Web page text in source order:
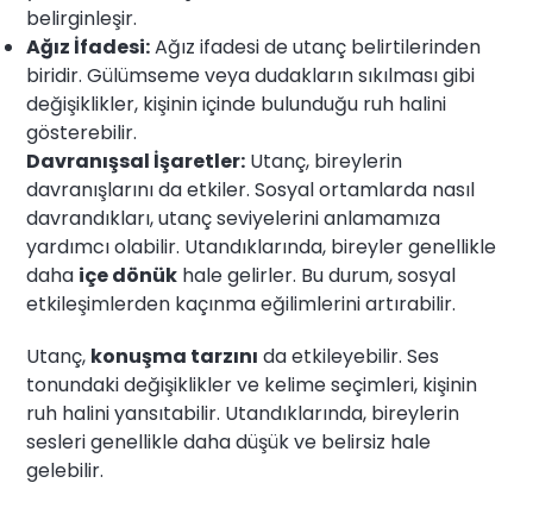
belirginleşir.
Ağız İfadesi:Ağız ifadesi de utanç belirtilerinden
biridir. Gülümseme veya dudakların sıkılması gibi
değişiklikler, kişinin içinde bulunduğu ruh halini
gösterebilir.
Davranışsal İşaretler: Utanç, bireylerin
davranışlarını da etkiler. Sosyal ortamlarda nasıl
davrandıkları, utanç seviyelerini anlamamıza
yardımcı olabilir. Utandıklarında, bireyler genellikle
daha içe dönük hale gelirler. Bu durum, sosyal
etkileşimlerden kaçınma eğilimlerini artırabilir.
Utanç, konuşma tarzını da etkileyebilir. Ses
tonundaki değişiklikler ve kelime seçimleri, kişinin
ruh halini yansıtabilir. Utandıklarında, bireylerin
sesleri genellikle daha düşük ve belirsiz hale
gelebilir.